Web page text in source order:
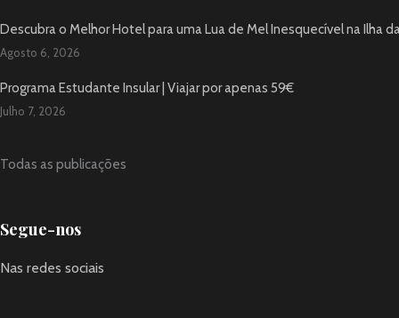
Descubra o Melhor Hotel para uma Lua de Mel Inesquecível na Ilha
Agosto 6, 2026
Programa Estudante Insular | Viajar por apenas 59€
Julho 7, 2026
Todas as publicações
Segue-nos
Nas redes sociais